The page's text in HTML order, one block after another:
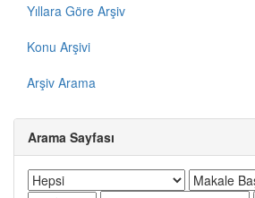
Yıllara Göre Arşiv
Konu Arşivi
Arşiv Arama
Arama Sayfası